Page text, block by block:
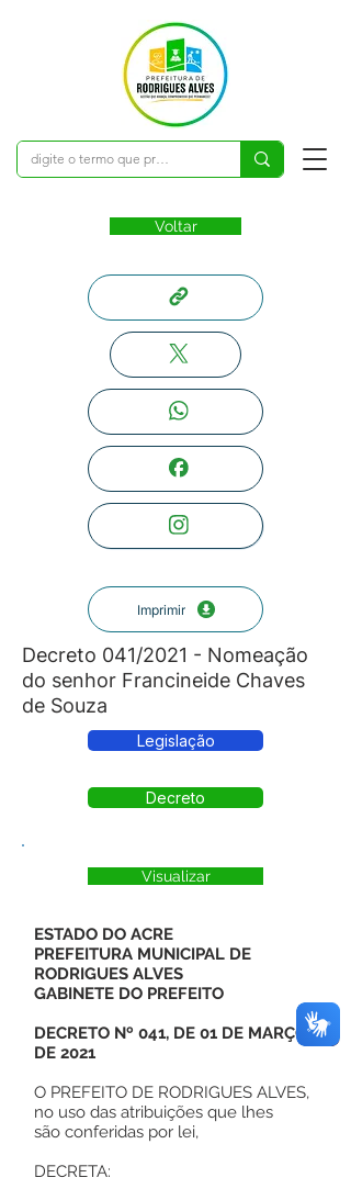
Voltar
Imprimir
Decreto 041/2021 - Nomeação
do senhor Francineide Chaves
de Souza
Legislação
Decreto
Visualizar
ESTADO DO ACRE
PREFEITURA MUNICIPAL DE
RODRIGUES ALVES
GABINETE DO PREFEITO
DECRETO Nº 041, DE 01 DE MARÇO
DE 2021
O PREFEITO DE RODRIGUES ALVES,
no uso das atribuições que lhes
são conferidas por lei,
DECRETA: